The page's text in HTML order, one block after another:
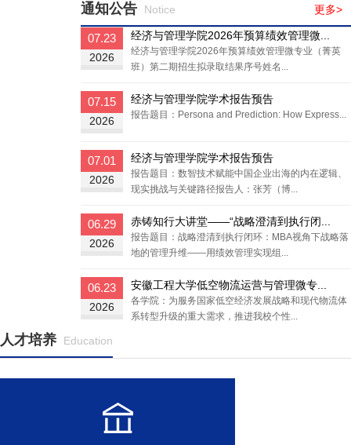
通知公告 Notice 更多>
07.23
2026
经济与管理学院2026年预算绩效管理微...
经济与管理学院2026年预算绩效管理微专业（菁英
班）第二期招生拟录取结果序号姓名...
07.15
2026
经济与管理学院学术报告预告
报告题目：Persona and Prediction: How Express...
07.01
2026
经济与管理学院学术报告预告
报告题目：数智技术赋能中国企业出海的内在逻辑、
现实挑战与关键路径报告人：张芳（博...
06.29
2026
赤铸知行大讲堂——“战略澄清到执行闭...
报告题目：战略澄清到执行闭环：MBA视角下战略落
地的管理升维——用绩效管理实现组...
06.23
2026
安徽工程大学低空物流运营与管理微专...
各学院：为服务国家低空经济发展战略和现代物流体
系转型升级的重大需求，推进我校个性...
人才培养 Education